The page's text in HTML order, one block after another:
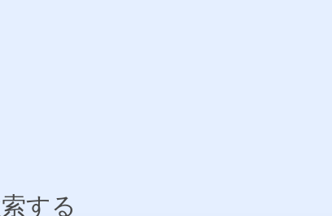
する